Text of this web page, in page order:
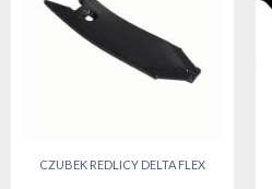
CZUBEK REDLICY DELTA FLEX